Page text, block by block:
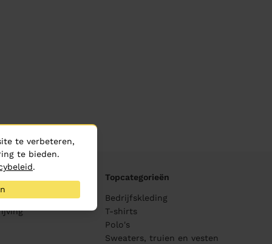
Topcategorieën
Bedrijfskleding
T-shirts
Polo's
Sweaters, truien en vesten
te verbeteren,
te bieden.
.